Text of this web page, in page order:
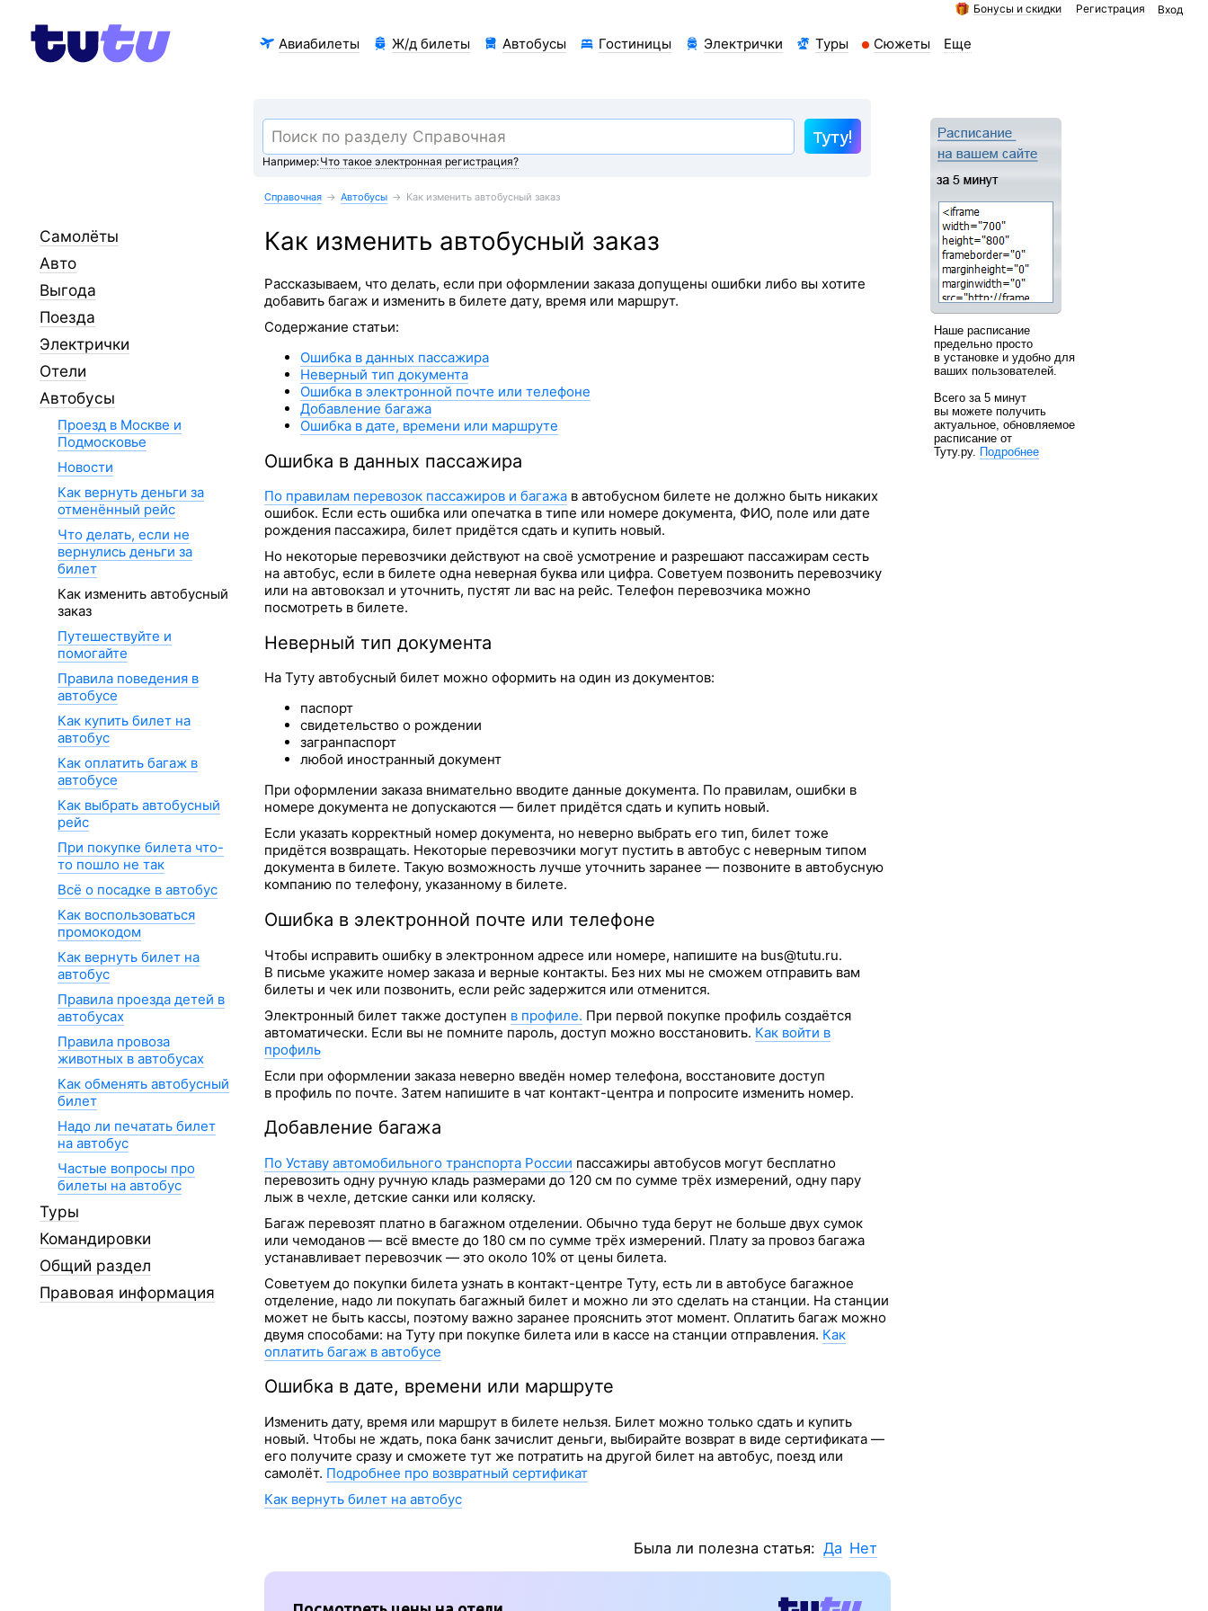
Авиабилеты Ж/д билеты Автобусы Гостиницы Электрички Туры Сюжеты Еще
Бонусы и скидки Вход
Регистрация
Например:Что такое электронная регистрация?
Туту!
Справочная → Автобусы → Как изменить автобусный заказ
Самолёты
Авто
Выгода
Поезда
Электрички
Отели
Автобусы
Проезд в Москве и
Подмосковье
Новости
Как вернуть деньги за
отменённый рейс
Что делать, если не
вернулись деньги за
билет
Как изменить автобусный
заказ
Путешествуйте и
помогайте
Правила поведения в
автобусе
Как купить билет на
автобус
Как оплатить багаж в
автобусе
Как выбрать автобусный
рейс
При покупке билета что-
то пошло не так
Всё о посадке в автобус
Как воспользоваться
промокодом
Как вернуть билет на
автобус
Правила проезда детей в
автобусах
Правила провоза
животных в автобусах
Как обменять автобусный
билет
Надо ли печатать билет
на автобус
Частые вопросы про
билеты на автобус
Туры
Командировки
Общий раздел
Правовая информация
Как изменить автобусный заказ
Рассказываем, что делать, если при оформлении заказа допущены ошибки либо вы хотите
добавить багаж и изменить в билете дату, время или маршрут.
Содержание статьи:
Ошибка в данных пассажира
Неверный тип документа
Ошибка в электронной почте или телефоне
Добавление багажа
Ошибка в дате, времени или маршруте
Ошибка в данных пассажира
По правилам перевозок пассажиров и багажа в автобусном билете не должно быть никаких
ошибок. Если есть ошибка или опечатка в типе или номере документа, ФИО, поле или дате
рождения пассажира, билет придётся сдать и купить новый.
Но некоторые перевозчики действуют на своё усмотрение и разрешают пассажирам сесть
на автобус, если в билете одна неверная буква или цифра. Советуем позвонить перевозчику
или на автовокзал и уточнить, пустят ли вас на рейс. Телефон перевозчика можно
посмотреть в билете.
Неверный тип документа
На Туту автобусный билет можно оформить на один из документов:
паспорт
свидетельство о рождении
загранпаспорт
любой иностранный документ
При оформлении заказа внимательно вводите данные документа. По правилам, ошибки в
номере документа не допускаются — билет придётся сдать и купить новый.
Если указать корректный номер документа, но неверно выбрать его тип, билет тоже
придётся возвращать. Некоторые перевозчики могут пустить в автобус с неверным типом
документа в билете. Такую возможность лучше уточнить заранее — позвоните в автобусную
компанию по телефону, указанному в билете.
Ошибка в электронной почте или телефоне
Чтобы исправить ошибку в электронном адресе или номере, напишите на bus@tutu.ru.
В письме укажите номер заказа и верные контакты. Без них мы не сможем отправить вам
билеты и чек или позвонить, если рейс задержится или отменится.
Электронный билет также доступен в профиле. При первой покупке профиль создаётся
автоматически. Если вы не помните пароль, доступ можно восстановить. Как войти в
профиль
Если при оформлении заказа неверно введён номер телефона, восстановите доступ
в профиль по почте. Затем напишите в чат контакт-центра и попросите изменить номер.
Добавление багажа
По Уставу автомобильного транспорта России пассажиры автобусов могут бесплатно
перевозить одну ручную кладь размерами до 120 см по сумме трёх измерений, одну пару
лыж в чехле, детские санки или коляску.
Багаж перевозят платно в багажном отделении. Обычно туда берут не больше двух сумок
или чемоданов — всё вместе до 180 см по сумме трёх измерений. Плату за провоз багажа
устанавливает перевозчик — это около 10% от цены билета.
Советуем до покупки билета узнать в контакт-центре Туту, есть ли в автобусе багажное
отделение, надо ли покупать багажный билет и можно ли это сделать на станции. На станции
может не быть кассы, поэтому важно заранее прояснить этот момент. Оплатить багаж можно
двумя способами: на Туту при покупке билета или в кассе на станции отправления. Как
оплатить багаж в автобусе
Ошибка в дате, времени или маршруте
Изменить дату, время или маршрут в билете нельзя. Билет можно только сдать и купить
новый. Чтобы не ждать, пока банк зачислит деньги, выбирайте возврат в виде сертификата —
его получите сразу и сможете тут же потратить на другой билет на автобус, поезд или
самолёт. Подробнее про возвратный сертификат
Как вернуть билет на автобус
Была ли полезна статья: Да Нет
Наше расписание
предельно просто
в установке и удобно для
ваших пользователей.
Всего за 5 минут
вы можете получить
актуальное, обновляемое
расписание от
Туту.ру. Подробнее